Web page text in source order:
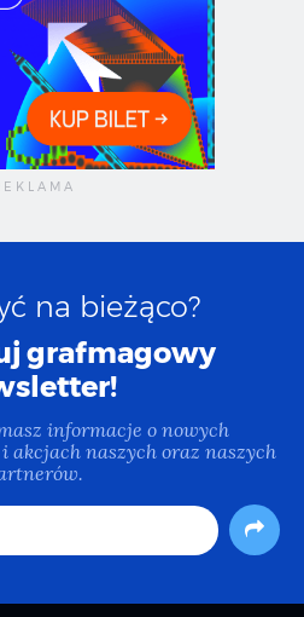
na bieżąco?
grafmagowy
informacje o nowych
akcjach naszych oraz naszych